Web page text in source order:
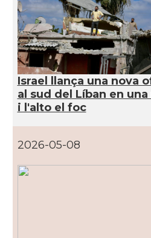
Israel llança una nova
al sud del Líban en
i l'alto el foc
2026-05-08